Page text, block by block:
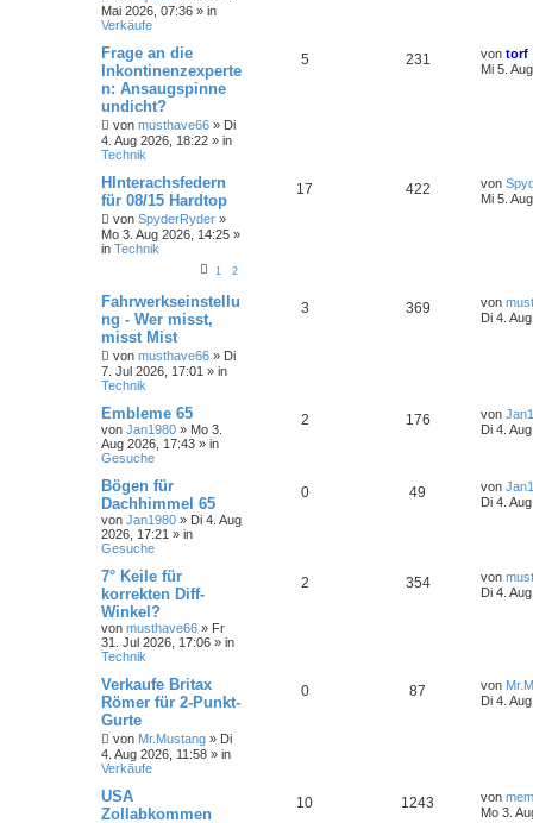
Mai 2026, 07:36 » in
Verkäufe
Frage an die
Inkontinenzexperte
n: Ansaugspinne
undicht?
von musthave66 » Di
4. Aug 2026, 18:22 » in
Technik
5 231 von torf
Mi 5.
HInterachsfedern
für 08/15 Hardtop
von SpyderRyder »
Mo 3. Aug 2026, 14:25 »
in Technik
1 2
17 422 von
Mi 5.
Fahrwerkseinstellu
ng - Wer misst,
misst Mist
von musthave66 » Di
7. Jul 2026, 17:01 » in
Technik
3 369 von
Di 4.
Embleme 65
von Jan1980 » Mo 3.
Aug 2026, 17:43 » in
Gesuche
2 176 von
Di 4.
Bögen für
Dachhimmel 65
von Jan1980 » Di 4. Aug
2026, 17:21 » in
Gesuche
0 49 von
Di 4.
7° Keile für
korrekten Diff-
Winkel?
von musthave66 » Fr
31. Jul 2026, 17:06 » in
Technik
2 354 von
Di 4.
Verkaufe Britax
Römer für 2-Punkt-
Gurte
von Mr.Mustang » Di
4. Aug 2026, 11:58 » in
Verkäufe
0 87 von
Di 4.
USA
Zollabkommen
10 1243 von mem
Mo 3.